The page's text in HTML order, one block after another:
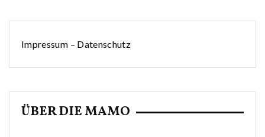
Impressum – Datenschutz
ÜBER DIE MAMO